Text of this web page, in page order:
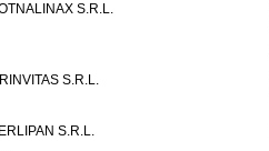
S.R.L.
S.R.L.
S.R.L.